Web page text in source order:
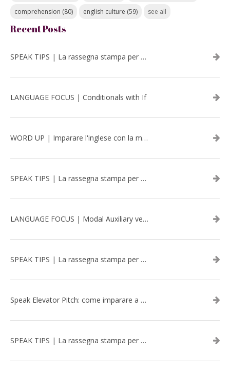
comprehension (80) english culture (59) see all
Recent Posts
SPEAK TIPS | La rassegna stampa per migliorare l’inglese - luglio 2026
LANGUAGE FOCUS | Conditionals with If
WORD UP | Imparare l'inglese con la musica: David Bowie
SPEAK TIPS | La rassegna stampa per migliorare l’inglese - aprile 2026
LANGUAGE FOCUS | Modal Auxiliary verbs in the past
SPEAK TIPS | La rassegna stampa per migliorare l’inglese - marzo 2026
Speak Elevator Pitch: come imparare a gestire una presentazione in inglese
SPEAK TIPS | La rassegna stampa per migliorare l’inglese - febbraio 2026